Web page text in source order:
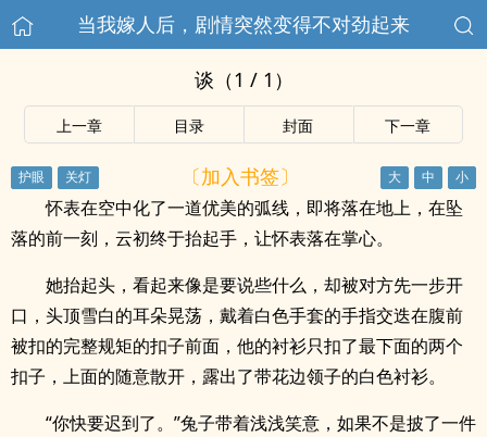
当我嫁人后，剧情突然变得不对劲起来
谈（1 / 1）
上一章 目录 封面 下一章
〔加入书签〕
怀表在空中化了一道优美的弧线，即将落在地上，在坠
落的前一刻，云初终于抬起手，让怀表落在掌心。
她抬起头，看起来像是要说些什么，却被对方先一步开
口，头顶雪白的耳朵晃荡，戴着白色手套的手指交迭在腹前
被扣的完整规矩的扣子前面，他的衬衫只扣了最下面的两个
扣子，上面的随意散开，露出了带花边领子的白色衬衫。
“你快要迟到了。”兔子带着浅浅笑意，如果不是披了一件